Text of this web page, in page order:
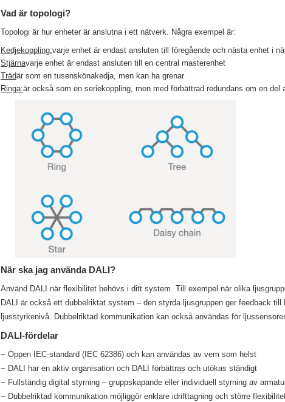
Vad är topologi?
Topologi är hur enheter är anslutna i ett nätverk. Några exempel är:
Kedjekoppling:varje enhet är endast ansluten till föregående och nästa enhet i
Stjärnavarje enhet är endast ansluten till en central masterenhet
Trädär som en tusenskönakedja, men kan ha grenar
Ringa:är också som en seriekoppling, men med förbättrad redundans om en del
När ska jag använda DALI?
Använd DALI när flexibilitet behövs i ditt system. Till exempel när olika
DALI är också ett dubbelriktat system – den styrda ljusgruppen ger feedback till
ljusstyrkenivå. Dubbelriktad kommunikation kan också användas för
DALI-fördelar
− Öppen IEC-standard (IEC 62386) och kan användas av vem som helst
− DALI har en aktiv organisation och DALI förbättras och utökas ständigt
− Fullständig digital styrning – gruppskapande eller individuell styrning av
− Dubbelriktad kommunikation möjliggör enklare idrifttagning och större